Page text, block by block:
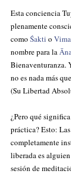
Esta conciencia
plenamente
como Śakti o
nombre para la
Bienaventuranza.
no es nada más
(Su Libertad
¿Pero qué
práctica? Esto:
completamente
liberada es
sesión de